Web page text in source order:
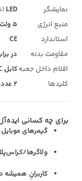
نمایشگر
LED
منبع انرژی
۵ ولت
استاندارد
CE
مقاومت بدنه
در
اقلام داخل جعبهکابل Type-C، گیره، صفحه‌ی مغناطیسی
کلیدها
۲ عدد
برای چه کسانی
گیمرهای موبایل
ولاگرها/
کاربرانِ همیشه